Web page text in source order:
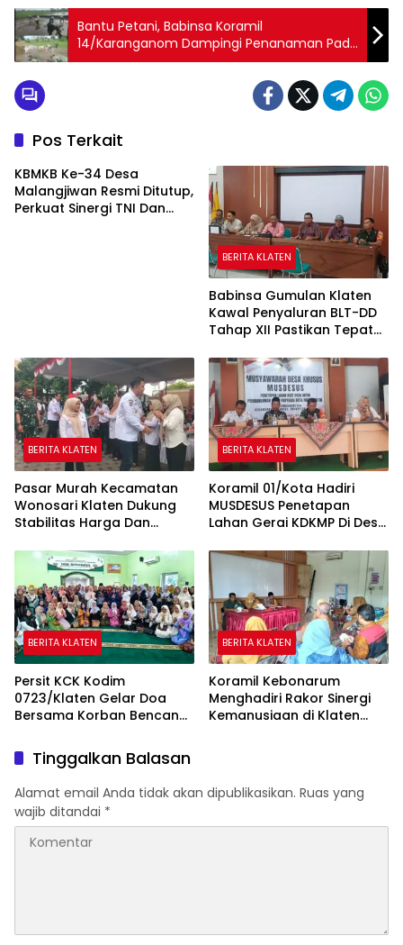
Bantu Petani, Babinsa Koramil
14/Karanganom Dampingi Penanaman Padi
Di Desa Jurang Jero Klaten
Pos Terkait
KBMKB Ke-34 Desa
Malangjiwan Resmi Ditutup,
Perkuat Sinergi TNI Dan
BERITA KLATEN
Babinsa Gumulan Klaten
Kawal Penyaluran BLT-DD
Tahap XII Pastikan Tepat
BERITA KLATEN
Pasar Murah Kecamatan
Wonosari Klaten Dukung
Stabilitas Harga Dan
Masyarakat
BERITA KLATEN
Koramil 01/Kota Hadiri
MUSDESUS Penetapan
Lahan Gerai KDKMP Di Desa
BERITA KLATEN
Persit KCK Kodim
0723/Klaten Gelar Doa
Bersama Korban Bencana
BERITA KLATEN
Koramil Kebonarum
Menghadiri Rakor Sinergi
Kemanusiaan di Klaten
Tinggalkan Balasan
Alamat email Anda tidak akan dipublikasikan. Ruas yang
wajib ditandai *